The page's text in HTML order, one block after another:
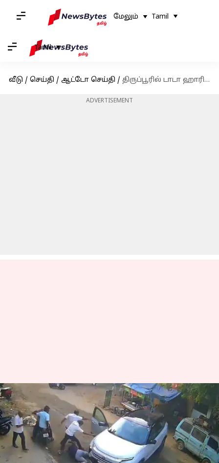
மேலும் Tamil
Tamil
வீடு / செய்தி / ஆட்டோ செய்தி / திருப்பூரில் டாடா ஹாரியர் எலக்ட்ரிக் பின்னோக்கி உருண்டு விபத்து; ஒருவர் பலி; சம்மன் மோட்தான் விபத்திற்கு காரணமா?
ADVERTISEMENT
திருப்பூரில் டாடா ஹாரியர்
எலக்ட்ரிக் பின்னோக்கி
உருண்டு விபத்து; ஒருவர்
பலி; சம்மன் மோட்தான்
விபத்திற்கு காரணமா?